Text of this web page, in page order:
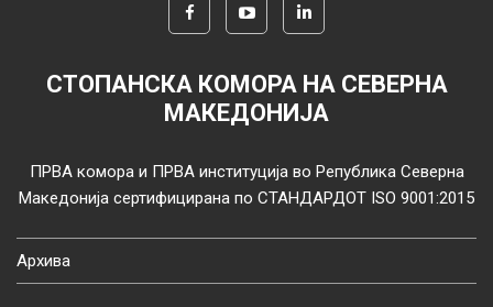
СТОПАНСКА КОМОРА НА СЕВЕРНА
МАКЕДОНИЈА
ПРВА комора и ПРВА институција во Република Северна
Македонија сертифицирана по СТАНДАРДОТ ISO 9001:2015
Архива